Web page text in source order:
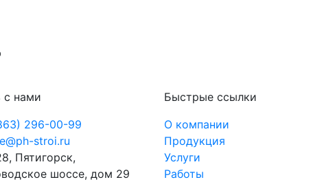
с нами
296-00-99
stroi.ru
Пятигорск,
шоссе, дом 29
Быстрые ссылки
О компании
Продукция
Услуги
Работы